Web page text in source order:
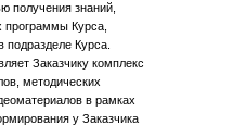
получения знаний,
программы Курса,
подразделе Курса.
Заказчику комплекс
методических
в рамках
у Заказчика